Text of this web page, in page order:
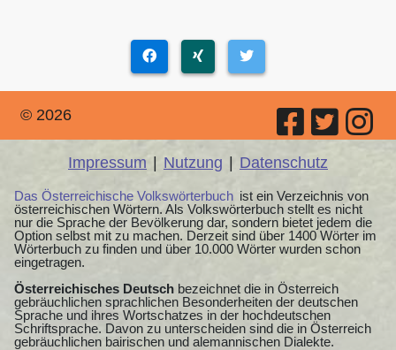
© 2026
Impressum | Nutzung | Datenschutz
Das Österreichische Volkswörterbuch ist ein Verzeichnis von
österreichischen Wörtern. Als Volkswörterbuch stellt es nicht
nur die Sprache der Bevölkerung dar, sondern bietet jedem die
Option selbst mit zu machen. Derzeit sind über 1400 Wörter im
Wörterbuch zu finden und über 10.000 Wörter wurden schon
eingetragen.
Österreichisches Deutsch bezeichnet die in Österreich
gebräuchlichen sprachlichen Besonderheiten der deutschen
Sprache und ihres Wortschatzes in der hochdeutschen
Schriftsprache. Davon zu unterscheiden sind die in Österreich
gebräuchlichen bairischen und alemannischen Dialekte.